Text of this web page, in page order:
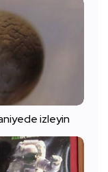
izleyin